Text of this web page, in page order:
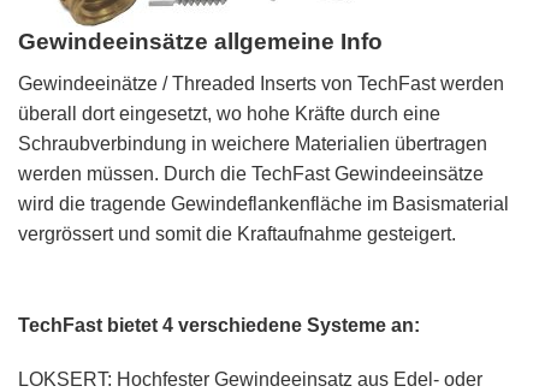
Gewindeeinsätze allgemeine Info
Gewindeeinätze / Threaded Inserts von TechFast werden
überall dort eingesetzt, wo hohe Kräfte durch eine
Schraubverbindung in weichere Materialien übertragen
werden müssen. Durch die TechFast Gewindeeinsätze
wird die tragende Gewindeflankenfläche im Basismaterial
vergrössert und somit die Kraftaufnahme gesteigert.
TechFast bietet 4 verschiedene Systeme an:
LOKSERT: Hochfester Gewindeeinsatz aus Edel- oder